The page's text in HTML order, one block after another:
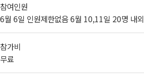
참여인원
6월 6일 인원제한없음 6월 10,11일 20명 내외
참가비
무료